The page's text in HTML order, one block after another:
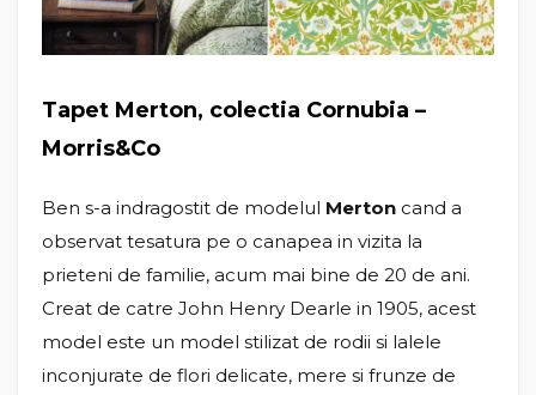
Tapet Merton, colectia Cornubia –
Morris&Co
Ben s-a indragostit de modelul Merton cand a
observat tesatura pe o canapea in vizita la
prieteni de familie, acum mai bine de 20 de ani.
Creat de catre John Henry Dearle in 1905, acest
model este un model stilizat de rodii si lalele
inconjurate de flori delicate, mere si frunze de